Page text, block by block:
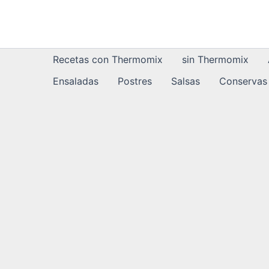
Recetas con Thermomix
sin Thermomix
Ensaladas
Postres Salsas Conservas